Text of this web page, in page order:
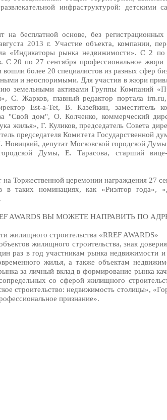
инфраструктурой:
на бесплатной основе, без
2013 г. Участие объекта, компании,
«Индикаторы рынка недвижимости». С 2
С 20 по 27 сентября профессиональное
более 20 специалистов из разных сфер
и неоспоримыми. Для участия в жюри
земельными активами Группы Компаний
С. Жарков, главный редактор портала
Еst-a-Tet, В. Казейкин, заместитель
"Свой дом", О. Колченко, коммерческий
жилья», Г. Куликов, председатель Совета
председателя Комитета Государственной
депутат Московской городской
Думы, Е. Тарасова, старший вице-
Торжественной церемонии награждения 27
в таких номинациях, как «Риэлтор
ВЫ МОЖЕТЕ НАПРАВИТЬ ПО
жилищного строительства «RREF AWARDS»
жилищного строительства, знак
раз в год участникам рынка недвижимости
жилья, а также объектам
за личный вклад в формирование рынка
со сферой жилищного
строительство: недвижимость столицы»,
признание».